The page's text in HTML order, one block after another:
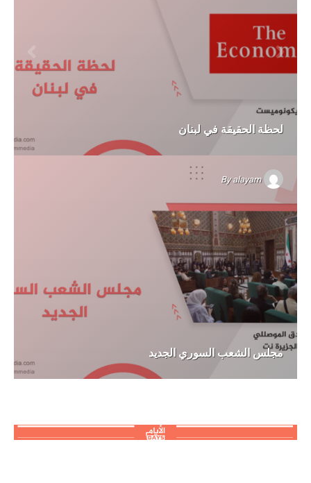
لحظة الحقيقة في لبنان
Byalayam
مجلس الشعب السوري الجديد